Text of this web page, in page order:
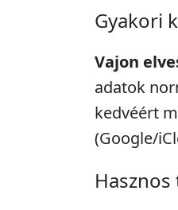
Gyakori
Vajon
adatok
kedvéért
(Google/